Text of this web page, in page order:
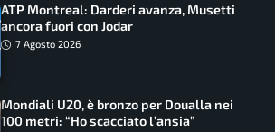
ATP Montreal: Darderi avanza, Musetti
ancora fuori con Jodar
7 Agosto 2026
Mondiali U20, è bronzo per Doualla nei
100 metri: “Ho scacciato l’ansia”